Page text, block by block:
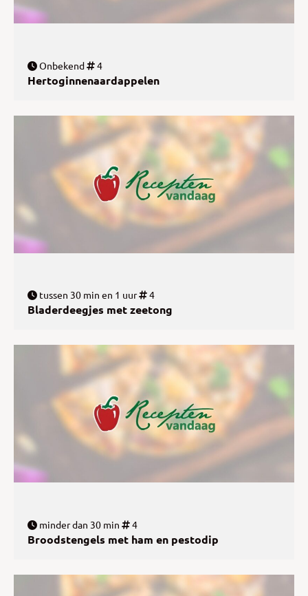
Onbekend 4
Hertoginnenaardappelen
tussen 30 min en 1 uur 4
Bladerdeegjes met zeetong
minder dan 30 min 4
Broodstengels met ham en pestodip